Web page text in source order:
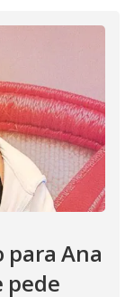
para Ana
pede